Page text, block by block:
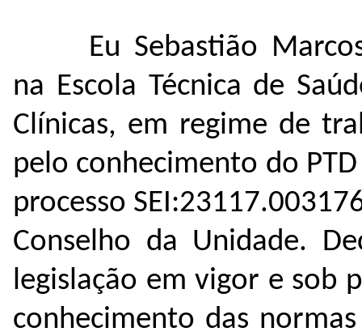
Eu Sebastião
na Escola Técnica de
Clínicas, em regime de
pelo conhecimento do
processo
Conselho da Unidade.
legislação em vigor e sob
conhecimento das